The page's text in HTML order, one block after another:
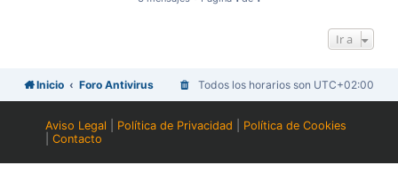
Ir a
Inicio Foro Antivirus Todos los horarios son UTC+02:00
Aviso Legal Política de Privacidad
Política de Cookies
|Contacto